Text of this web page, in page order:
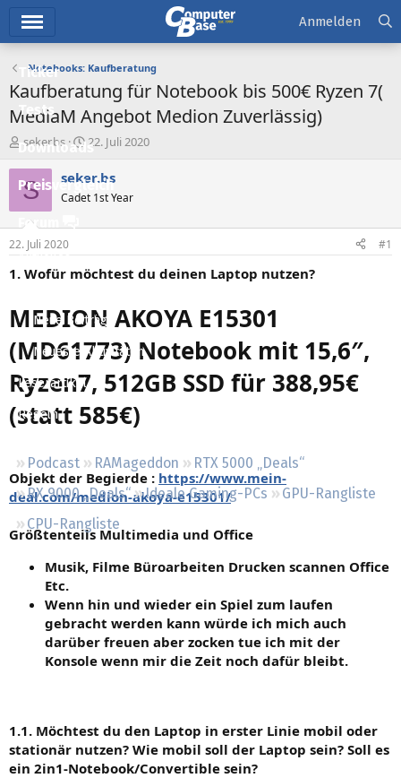
Ticker
Tests
Downloads
Preisvergleich
Forum
Aktuelles
Neue Beiträge
Neueste Aktivitäten
Leserartikel
Regeln
Podcast RAMageddon
RTX 5000 „Deals“
RX 9000 „Deals“
Ideale Gaming-PCs
GPU-Rangliste
CPU-Rangliste
Anmelden
Notebooks: Kaufberatung
Kaufberatung für Notebook bis 500€ Ryzen 7(
MediaM Angebot Medion Zuverlässig)
E
r
s
t
e
r
seker.bs
E
r
s
e
t
a
22. Juli 2020
S seker.bs
Cadet 1st Year
22. Juli 2020 #1
1. Wofür möchtest du deinen Laptop nutzen?
MEDION AKOYA E15301
(MD61773) Notebook mit 15,6″,
Ryzen7, 512GB SSD für 388,95€
(statt 585€)
Objekt der Begierde : https://www.mein-
deal.com/medion-akoya-e15301/
Größtenteils Multimedia und Office
Musik, Filme Büroarbeiten Drucken scannen Office
Etc.
Wenn hin und wieder ein Spiel zum laufen
gebracht werden kann würde ich mich auch
darüber freuen aber zocken tue ich mit der
Konsole wenn mir die Zeit noch dafür bleibt.
1.1. Möchtest du den Laptop in erster Linie mobil oder
stationär nutzen? Wie mobil soll der Laptop sein? Soll es
ein 2in1-Notebook/Convertible sein?